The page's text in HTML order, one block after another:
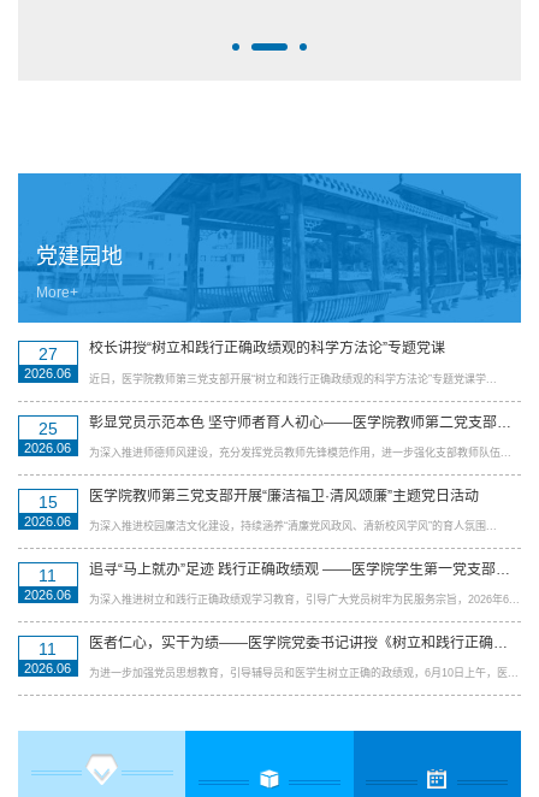
党建园地
More+
27
2026.06
校长讲授“树立和践行正确政绩观的科学方法论”专题党课
近日，医学院教师第三党支部开展“树立和践行正确政绩观的科学方法论”专题党课学...
25
2026.06
彰显党员示范本色 坚守师者育人初心——医学院教师第二党支部开展师德师风...
为深入推进师德师风建设，充分发挥党员教师先锋模范作用，进一步强化支部教师队伍...
15
2026.06
医学院教师第三党支部开展“廉洁福卫·清风颂廉”主题党日活动
为深入推进校园廉洁文化建设，持续涵养“清廉党风政风、清新校风学风”的育人氛围...
11
2026.06
追寻“马上就办”足迹 践行正确政绩观 ——医学院学生第一党支部赴福州...
为深入推进树立和践行正确政绩观学习教育，引导广大党员树牢为民服务宗旨，2026年6...
11
2026.06
医者仁心，实干为绩——医学院党委书记讲授《树立和践行正确政绩观》专题党课
为进一步加强党员思想教育，引导辅导员和医学生树立正确的政绩观，6月10日上午，医...